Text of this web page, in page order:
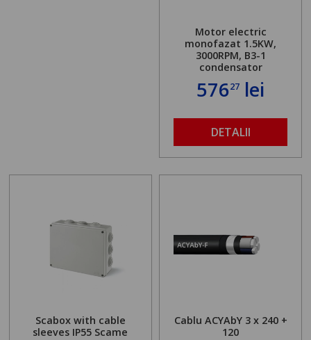
Motor electric
monofazat 1.5KW,
3000RPM, B3-1
condensator
57627 lei
DETALII
Scabox with cable
sleeves IP55 Scame
Cablu ACYAbY 3 x 240 +
120